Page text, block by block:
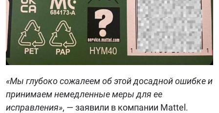
«Мы глубоко сожалеем об этой досадной ошибке и
принимаем немедленные меры для ее
исправления», — заявили в компании Mattel.